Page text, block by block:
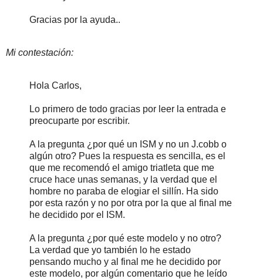
Gracias por la ayuda..
Mi contestación:
Hola Carlos,
Lo primero de todo gracias por leer la entrada e
preocuparte por escribir.
A la pregunta ¿por qué un ISM y no un J.cobb o
algún otro? Pues la respuesta es sencilla, es el
que me recomendó el amigo triatleta que me
cruce hace unas semanas, y la verdad que el
hombre no paraba de elogiar el sillín. Ha sido
por esta razón y no por otra por la que al final me
he decidido por el ISM.
A la pregunta ¿por qué este modelo y no otro?
La verdad que yo también lo he estado
pensando mucho y al final me he decidido por
este modelo, por algún comentario que he leído